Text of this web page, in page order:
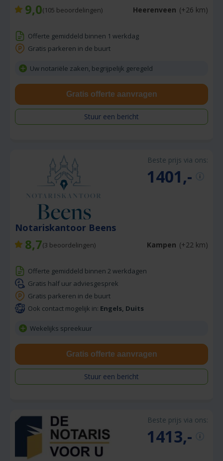
9,0(105 beoordelingen) Heerenveen (+26 km)
Offerte gemiddeld binnen 1 werkdag
Gratis parkeren in de buurt
Uw notariële zaken, begrijpelijk geregeld
Gratis offerte aanvragen
Stuur een bericht
Beste prijs via ons:
1401,-
Notariskantoor Beens
8,7(3 beoordelingen) Kampen (+22 km)
Offerte gemiddeld binnen 2 werkdagen
Gratis half uur adviesgesprek
Gratis parkeren in de buurt
Ook contact mogelijk in: Engels, Duits
Wekelijks spreekuur
Gratis offerte aanvragen
Stuur een bericht
Beste prijs via ons:
1413,-